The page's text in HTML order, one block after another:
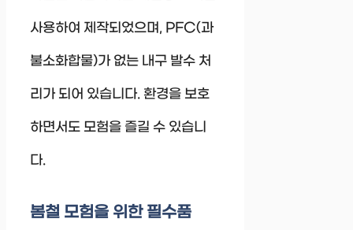
사용하여 제작되었으며, PFC(과
불소화합물)가 없는 내구 발수 처
리가 되어 있습니다. 환경을 보호
하면서도 모험을 즐길 수 있습니
다.
봄철 모험을 위한 필수품